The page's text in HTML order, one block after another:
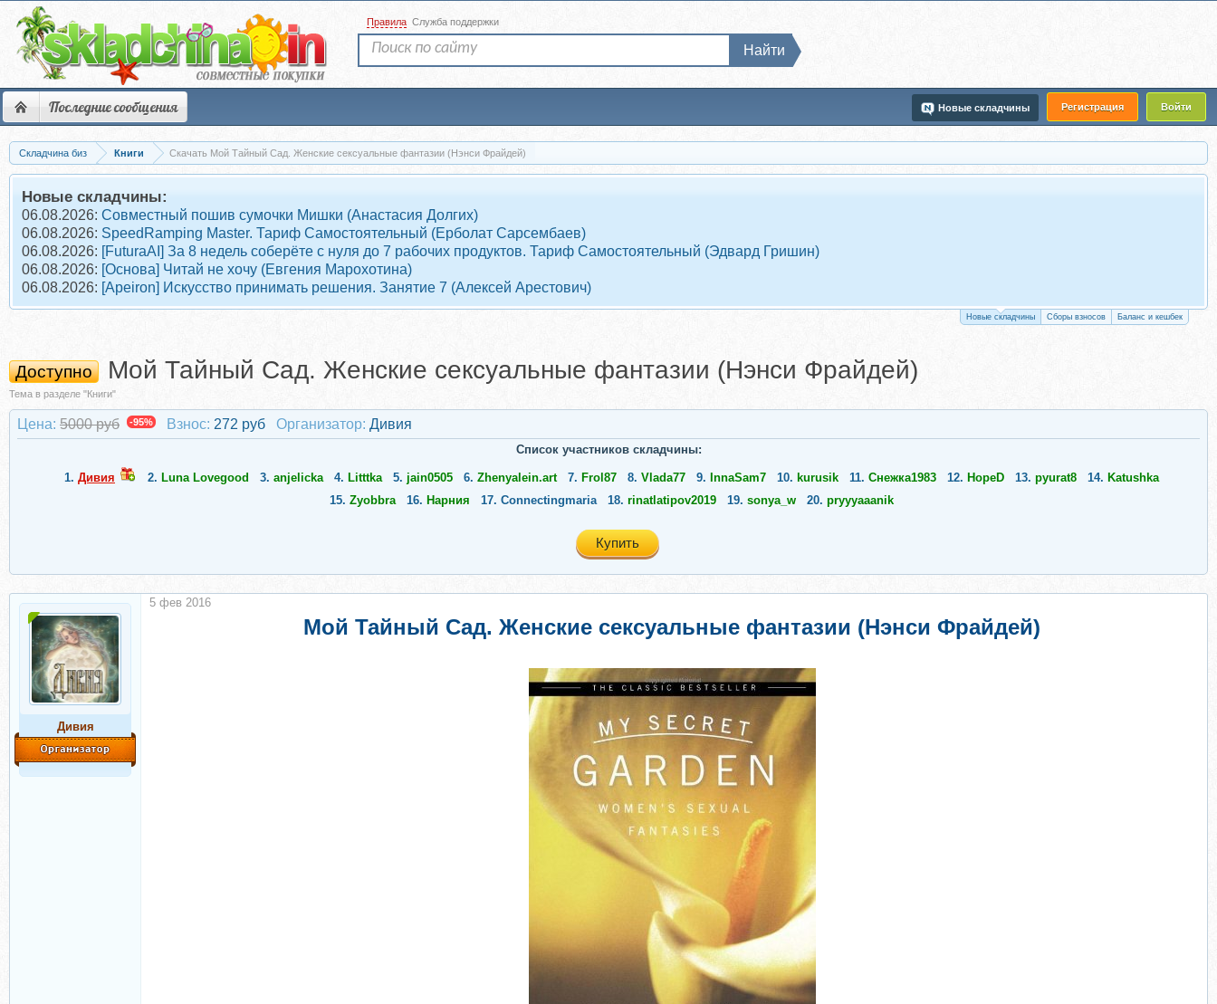
Последние сообщения Регистрация Войти
Новые складчины
Правила Служба поддержки
Найти
Складчина биз Книги Скачать Мой Тайный Сад. Женские сексуальные фантазии (Нэнси Фрайдей)
Новые складчины:
06.08.2026: Совместный пошив сумочки Мишки (Анастасия Долгих)
06.08.2026: SpeedRamping Master. Тариф Самостоятельный (Ерболат Сарсембаев)
06.08.2026: [FuturaAI] За 8 недель соберёте с нуля до 7 рабочих продуктов. Тариф Самостоятельный (Эдвард Гришин)
06.08.2026: [Основа] Читай не хочу (Евгения Марохотина)
06.08.2026: [Apeiron] Искусство принимать решения. Занятие 7 (Алексей Арестович)
Новые складчины Сборы взносов Баланс и кешбек
Доступно Мой Тайный Сад. Женские сексуальные фантазии (Нэнси Фрайдей)
Тема в разделе "Книги"
Цена: 5000 руб -95% Взнос: 272 руб Организатор: Дивия
Список участников складчины:
1. Дивия 2. Luna Lovegood 3. anjelicka 4. Litttka 5. jain0505 6. Zhenyalein.art 7. Frol87 8. Vlada77 9. InnaSam7 10. kurusik 11. Снежка1983 12. HopeD 13. pyurat8 14. Katushka
15. Zyobbra 16. Нарния 17. Connectingmaria 18. rinatlatipov2019 19. sonya_w 20. pryyyaaanik
Купить
Дивия
Мой Тайный Сад. Женские сексуальные фантазии (Нэнси Фрайдей)
5 фев 2016